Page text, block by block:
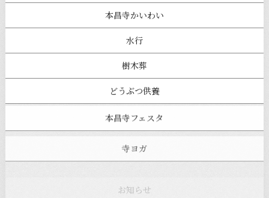
本昌寺かいわい
水行
樹木葬
どうぶつ供養
本昌寺フェスタ
注目の記事